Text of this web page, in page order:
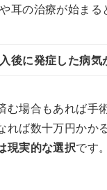
耳の治療が始まる
後に発症した病気
む場合もあれば手
れば数十万円かか
現実的な選択です